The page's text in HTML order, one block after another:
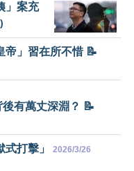
」案充
帝」習在所不惜 📝
有萬丈深淵？ 📝
式打擊」 2026/3/26